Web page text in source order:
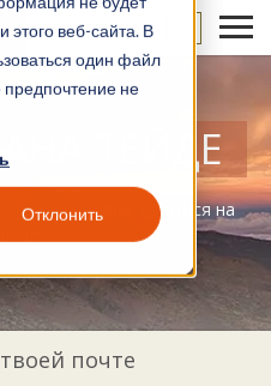
этого веб-сайта. В
один файл
не
Отклонить
ТЕЙДЕ
ты можешь заняться на
почте